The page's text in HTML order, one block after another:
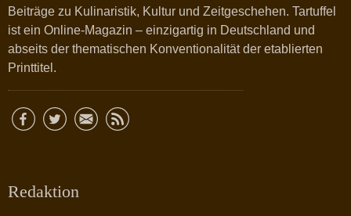
Beiträge zu Kulinaristik, Kultur und Zeitgeschehen. Tartuffel
ist ein Online-Magazin – einzigartig in Deutschland und
abseits der thematischen Konventionalität der etablierten
Printtitel.
Redaktion